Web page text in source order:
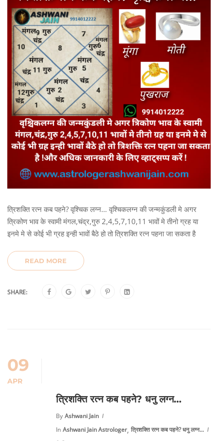
त्रिशक्ति रत्न कब पहने? वृश्चिक लग्न… वृश्चिकलग्न की जन्मकुंडली मे अगर
त्रिकोण भाव के स्वामी मंगल,चंद्र,गुरु 2,4,5,7,10,11 भावों मे तीनो ग्रह या
इनमे मे से कोई भी ग्रह इन्ही भावों बैठे हो तो त्रिशक्ति रत्न पहना जा सकता है
READ MORE
SHARE:
09
APR
त्रिशक्ति रत्न कब पहने? धनु लग्न…
By Ashwani Jain
In Ashwani Jain Astrologer, त्रिशक्ति रत्न कब पहने? धनु लग्न...